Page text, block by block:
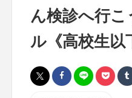
ん検診へ行
ル《高校生以